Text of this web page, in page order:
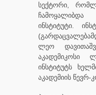
სექტორი,
ინსტიტუტი.
ლეო
აკადემიკოსი
ინსტიტუტს
აკადემიის წევრ-